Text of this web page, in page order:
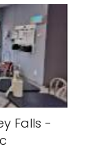
Falls -